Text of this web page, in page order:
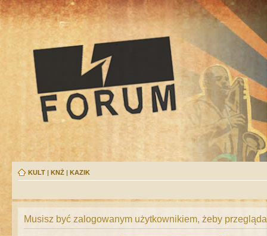
KULT | KNŻ | KAZIK
Musisz być zalogowanym użytkownikiem, żeby